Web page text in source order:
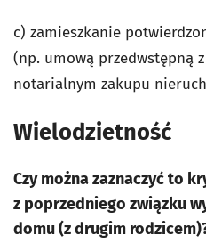
c) zamieszkanie
(np. umową przedwstępną
notarialnym zakupu
Wielodzietność
Czy można zaznaczyć to
z poprzedniego związku
domu (z drugim